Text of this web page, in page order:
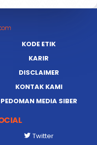
KODE ETIK
KARIR
DISCLAIMER
KONTAK KAMI
PEDOMAN MEDIA SIBER
Twitter